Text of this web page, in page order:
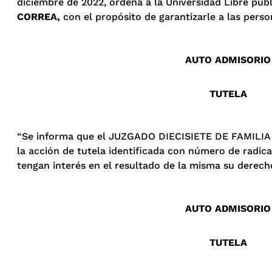
CORREA, con el propósito de garantizarle a las
AUTO ADMISORIO
TUTELA
“Se informa que el JUZGADO DIECISIETE DE
la acción de tutela identificada con número de
tengan interés en el resultado de la misma su
AUTO ADMISORIO
TUTELA